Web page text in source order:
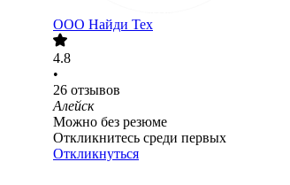
ООО Найди Тех
4.8
•
26 отзывов
Алейск
Можно без резюме
Откликнитесь среди первых
Откликнуться